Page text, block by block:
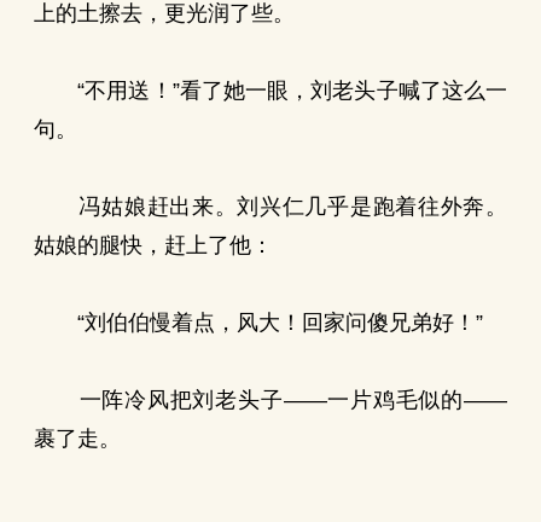
上的土擦去，更光润了些。
“不用送！”看了她一眼，刘老头子喊了这么一
句。
冯姑娘赶出来。刘兴仁几乎是跑着往外奔。
姑娘的腿快，赶上了他：
“刘伯伯慢着点，风大！回家问傻兄弟好！”
一阵冷风把刘老头子——一片鸡毛似的——
裹了走。